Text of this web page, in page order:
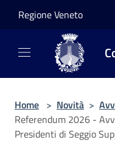
Regione Veneto
Home > Novità >
Referendum 2026 -
Presidenti di Seggio